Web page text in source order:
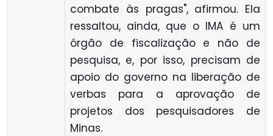
combate às pragas", afirmou. Ela
ressaltou, ainda, que o IMA é um
órgão de fiscalização e não de
pesquisa, e, por isso, precisam de
apoio do governo na liberação de
verbas para a aprovação de
projetos dos pesquisadores de
Minas.